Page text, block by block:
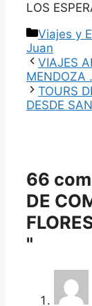
LOS
Viajes y
Juan
VIAJES
MENDOZA
TOURS
DESDE
66
DE
"